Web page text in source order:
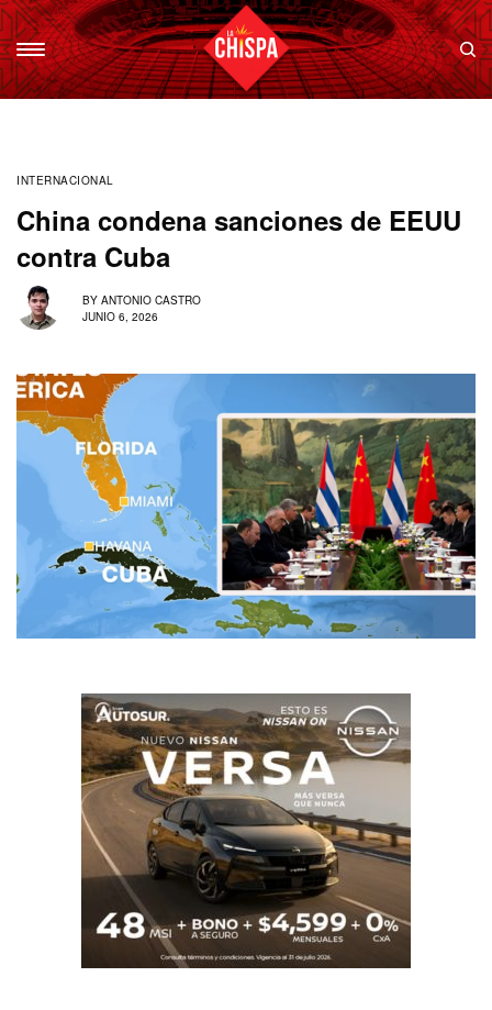
INTERNACIONAL
China condena sanciones de EEUU
contra Cuba
BY ANTONIO CASTRO
JUNIO 6, 2026